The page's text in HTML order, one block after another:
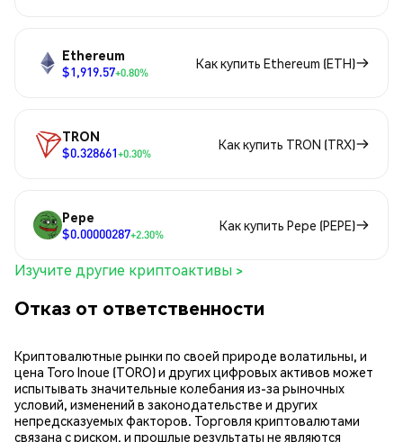
Ethereum
$1,919.57+0.80%
Как купить Ethereum (ETH)
TRON
$0.328661+0.30%
Как купить TRON (TRX)
Pepe
$0.00000287+2.30%
Как купить Pepe (PEPE)
Изучите другие криптоактивы >
Отказ от ответственности
Криптовалютные рынки по своей природе волатильны, и
цена Toro Inoue (TORO) и других цифровых активов может
испытывать значительные колебания из-за рыночных
условий, изменений в законодательстве и других
непредсказуемых факторов. Торговля криптовалютами
связана с риском, и прошлые результаты не являются